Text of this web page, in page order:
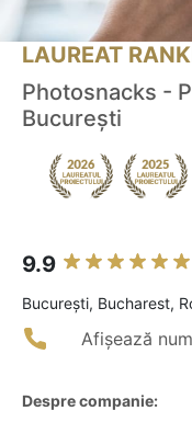
LAUREAT
Photosnacks -
București
9.9
Bucureşti, Bucharest,
Afișează
Despre companie: